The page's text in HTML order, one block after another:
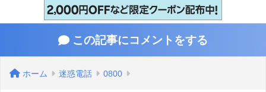
この記事にコメントをする
ホーム 迷惑電話 0800